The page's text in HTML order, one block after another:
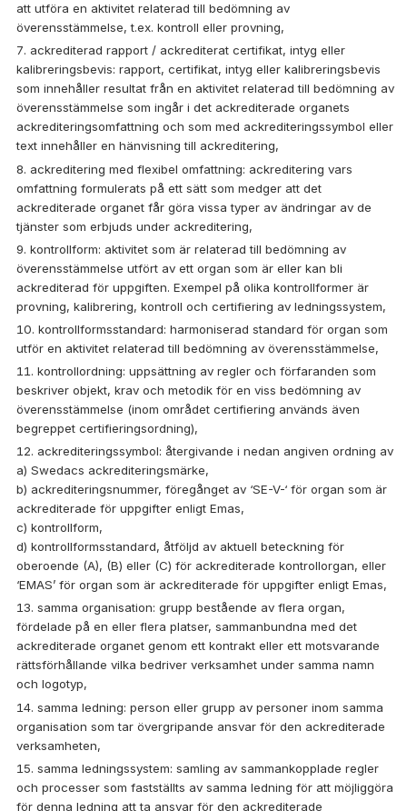
att utföra en aktivitet relaterad till bedömning av
överensstämmelse, t.ex. kontroll eller provning,
ackrediterad rapport / ackrediterat certifikat, intyg eller
kalibreringsbevis: rapport, certifikat, intyg eller kalibreringsbevis
som innehåller resultat från en aktivitet relaterad till bedömning av
överensstämmelse som ingår i det ackrediterade organets
ackrediteringsomfattning och som med ackrediteringssymbol eller
text innehåller en hänvisning till ackreditering,
ackreditering med flexibel omfattning: ackreditering vars
omfattning formulerats på ett sätt som medger att det
ackrediterade organet får göra vissa typer av ändringar av de
tjänster som erbjuds under ackreditering,
kontrollform: aktivitet som är relaterad till bedömning av
överensstämmelse utfört av ett organ som är eller kan bli
ackrediterad för uppgiften. Exempel på olika kontrollformer är
provning, kalibrering, kontroll och certifiering av ledningssystem,
kontrollformsstandard: harmoniserad standard för organ som
utför en aktivitet relaterad till bedömning av överensstämmelse,
kontrollordning: uppsättning av regler och förfaranden som
beskriver objekt, krav och metodik för en viss bedömning av
överensstämmelse (inom området certifiering används även
begreppet certifieringsordning),
ackrediteringssymbol: återgivande i nedan angiven ordning av
a) Swedacs ackrediteringsmärke,
b) ackrediteringsnummer, föregånget av ‘SE-V-‘ för organ som är
ackrediterade för uppgifter enligt Emas,
c) kontrollform,
d) kontrollformsstandard, åtföljd av aktuell beteckning för
oberoende (A), (B) eller (C) för ackrediterade kontrollorgan, eller
‘EMAS’ för organ som är ackrediterade för uppgifter enligt Emas,
samma organisation: grupp bestående av flera organ,
fördelade på en eller flera platser, sammanbundna med det
ackrediterade organet genom ett kontrakt eller ett motsvarande
rättsförhållande vilka bedriver verksamhet under samma namn
och logotyp,
samma ledning: person eller grupp av personer inom samma
organisation som tar övergripande ansvar för den ackrediterade
verksamheten,
samma ledningssystem: samling av sammankopplade regler
och processer som fastställts av samma ledning för att möjliggöra
för denna ledning att ta ansvar för den ackrediterade